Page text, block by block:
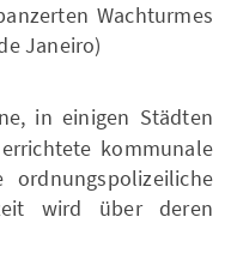
Wachturmes
Janeiro)
in einigen Städten
kommunale
wird über deren